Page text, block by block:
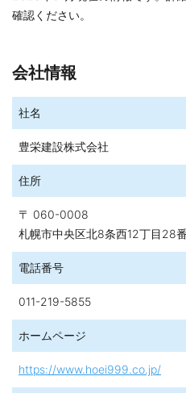
確認ください。
会社情報
社名
豊栄建設株式会社
住所
〒 060-0008
札幌市中央区北8条西12丁目28
電話番号
011-219-5855
ホームページ
https://www.hoei999.co.jp/